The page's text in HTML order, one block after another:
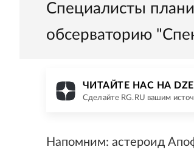
Специалисты
обсерваторию
ЧИТАЙТЕ НАС НА
Сделайте RG.RU вашим
Напомним: астероид